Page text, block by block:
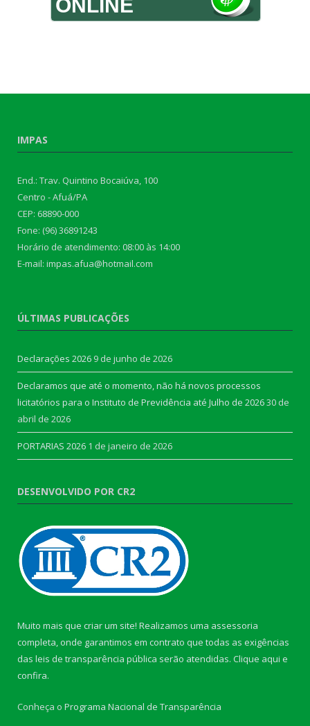
ONLINE
IMPAS
End.: Trav. Quintino Bocaiúva, 100
Centro - Afuá/PA
CEP: 68890-000
Fone: (96) 36891243
Horário de atendimento: 08:00 às 14:00
E-mail: impas.afua@hotmail.com
ÚLTIMAS PUBLICAÇÕES
Declarações 2026 9 de junho de 2026
Declaramos que até o momento, não há novos processos
licitatórios para o Instituto de Previdência até Julho de 202630 de
abril de 2026
PORTARIAS 2026 1 de janeiro de 2026
DESENVOLVIDO POR CR2
Muito mais que criar um site! Realizamos uma assessoria
completa, onde garantimos em contrato que todas as exigências
das leis de transparência pública serão atendidas. Clique aqui e
confira.
Conheça o Programa Nacional de Transparência